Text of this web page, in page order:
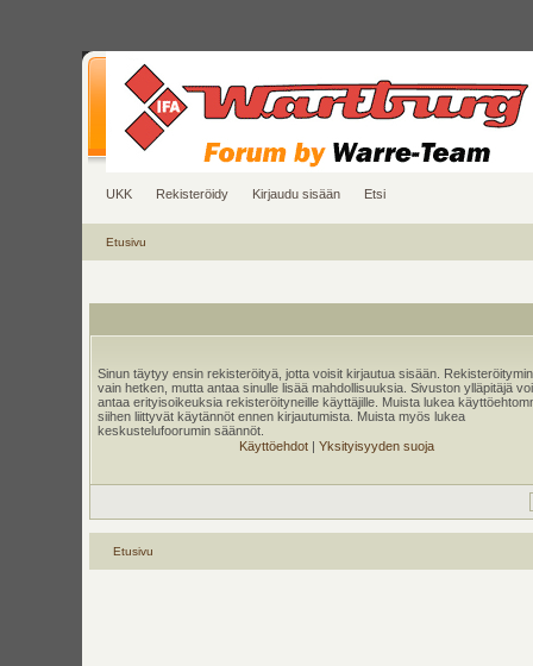
UKK Rekisteröidy Kirjaudu sisään Etsi
Etusivu
Sinun täytyy ensin rekisteröityä, jotta voisit kirjautua sisään.
vain hetken, mutta antaa sinulle lisää mahdollisuuksia. Sivuston ylläpitäjä
antaa erityisoikeuksia rekisteröityneille käyttäjille. Muista lukea
siihen liittyvät käytännöt ennen kirjautumista. Muista myös lukea
keskustelufoorumin säännöt.
Käyttöehdot| Yksityisyyden suoja
Etusivu